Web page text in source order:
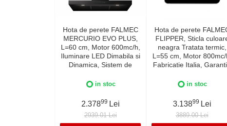
Hota de perete FALMEC
MERCURIO EVO PLUS,
L=60 cm, Motor 600mc/h,
Iluminare LED Dimabila si
Dinamica, Sistem de
plita si hota Falmec,
5 ani, Neagra
in stoc
2.37899 Lei
2939.01 Lei
Hota de perete
FLIPPER, Sticla
neagra Tratata termic,
L=55 cm, Motor 800mc/
Fabricatie Italia,
si Dimabila, Inox AISI 304
in stoc
3.13899 Lei
3889.00 Lei